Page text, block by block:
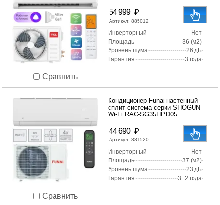
Сравнить
54 999 ₽
Артикул: 885012
Инверторный
Нет
Площадь
36 (м2)
Уровень шума
26 дБ
Гарантия
3 года
Сравнить
Кондиционер Funai настенный
сплит-система серии SHOGUN
Wi-Fi RAC-SG35HP.D05
44 690 ₽
Артикул: 881520
Инверторный
Нет
Площадь
37 (м2)
Уровень шума
23 дБ
Гарантия
3+2 года